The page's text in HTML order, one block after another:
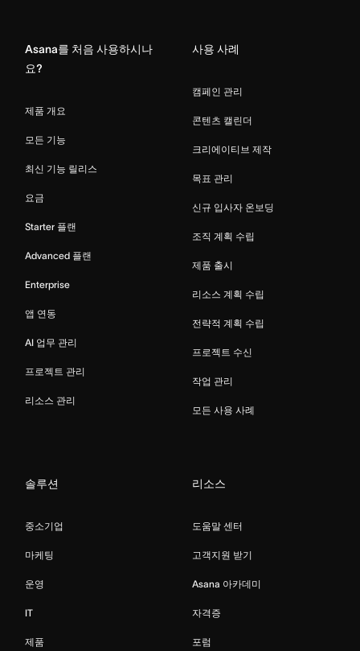
Asana를 처음 사용하시나
요?
제품 개요
모든 기능
최신 기능 릴리스
요금
Starter 플랜
Advanced 플랜
Enterprise
앱 연동
AI 업무 관리
프로젝트 관리
리소스 관리
사용 사례
캠페인 관리
콘텐츠 캘린더
크리에이티브 제작
목표 관리
신규 입사자 온보딩
조직 계획 수립
제품 출시
리소스 계획 수립
전략적 계획 수립
프로젝트 수신
작업 관리
모든 사용 사례
솔루션
중소기업
마케팅
운영
IT
제품
리소스
도움말 센터
고객지원 받기
Asana 아카데미
자격증
포럼